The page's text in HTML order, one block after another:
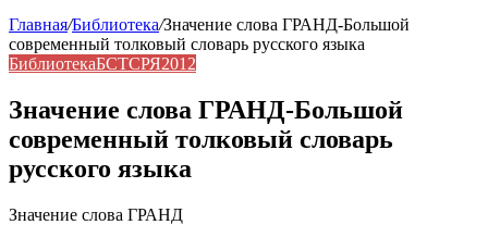
Главная/Библиотека/Значение слова ГРАНД-Большой
современный толковый словарь русского языка
БиблиотекаБСТСРЯ2012
Значение слова ГРАНД-Большой
современный толковый словарь
русского языка
Значение слова ГРАНД